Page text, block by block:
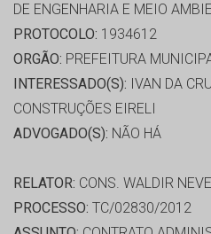
DE ENGENHARIA E MEIO
PROTOCOLO: 1934612
ORGÃO: PREFEITURA
INTERESSADO(S): IVAN DA
CONSTRUÇÕES EIRELI
ADVOGADO(S): NÃO HÁ
RELATOR: CONS. WALDIR
PROCESSO: TC/02830/2012